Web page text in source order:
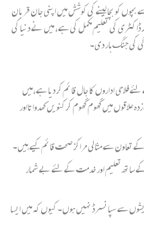
کو بچا لینے کی کوشش میں اپنی جان قربان
کی تعلیم مکمل کی ہے، میں نے دنیا کی
کی جنگ ہار دی۔
اداروں کا جال قائم کر دیا ہے،میں
میں گھوم گھوم کر کنویں کھدواتااور
تعاون سے مثالی مراکز صحت قائم کیے ہیں۔
ساتھ تعلیم اور خدمت کے لئے بے شمار
سے سپانسرڈ نہیں ہوں۔ کیوں کہ میں ایسا